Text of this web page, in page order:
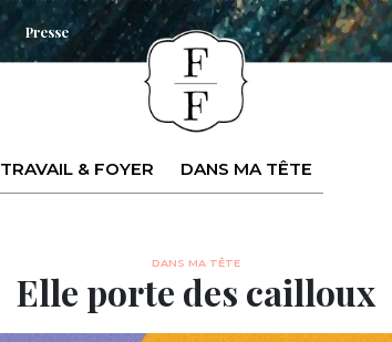
Presse
TRAVAIL & FOYER DANS MA TÊTE
DANS MA TÊTE
Elle porte des cailloux